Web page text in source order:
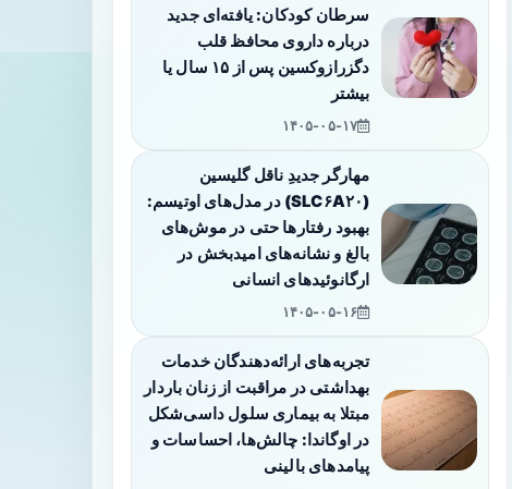
سرطان کودکان: یافته‌ای جدید
درباره داروی محافظ قلب
دگزرازوکسین پس از ۱۵ سال یا
بیشتر
۱۴۰۵-۰۵-۱۷
مهارگر جدیدِ ناقل گلیسین
(SLC۶A۲۰) در مدل‌های اوتیسم:
بهبود رفتارها حتی در موش‌های
بالغ و نشانه‌های امیدبخش در
ارگانوئیدهای انسانی
۱۴۰۵-۰۵-۱۶
تجربه‌های ارائه‌دهندگان خدمات
بهداشتی در مراقبت از زنان باردار
مبتلا به بیماری سلول داسی‌شکل
در اوگاندا: چالش‌ها، احساسات و
پیامدهای بالینی